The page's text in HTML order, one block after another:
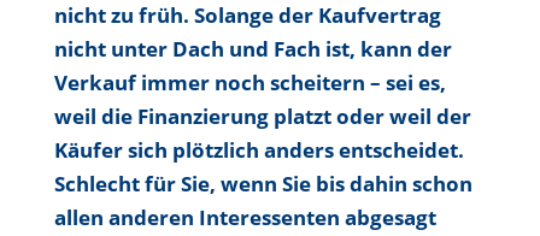
nicht zu früh. Solange der Kaufvertrag
nicht unter Dach und Fach ist, kann der
Verkauf immer noch scheitern – sei es,
weil die Finanzierung platzt oder weil der
Käufer sich plötzlich anders entscheidet.
Schlecht für Sie, wenn Sie bis dahin schon
allen anderen Interessenten abgesagt